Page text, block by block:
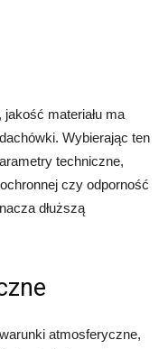
materiału ma
Wybierając ten
techniczne,
czy odporność
dłuższą
atmosferyczne,